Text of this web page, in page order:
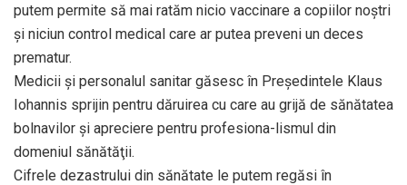
putem permite să mai ratăm nicio vaccinare a copiilor noştri
şi niciun control medical care ar putea preveni un deces
prematur.
Medicii şi personalul sanitar găsesc în Preşedintele Klaus
Iohannis sprijin pentru dăruirea cu care au grijă de sănătatea
bolnavilor şi apreciere pentru profesiona-lismul din
domeniul sănătăţii.
Cifrele dezastrului din sănătate le putem regăsi în